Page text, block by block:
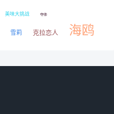
美味大挑战 夺帅
雪莉 克拉恋人 海鸥